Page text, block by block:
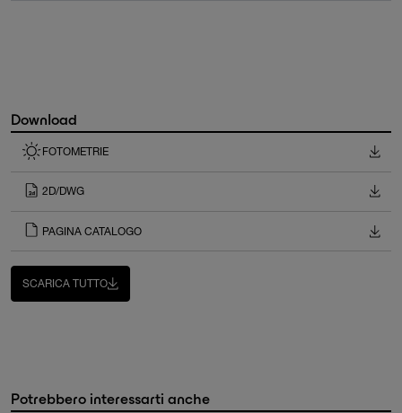
Download
FOTOMETRIE
2D/DWG
PAGINA CATALOGO
SCARICA TUTTO
Potrebbero interessarti anche